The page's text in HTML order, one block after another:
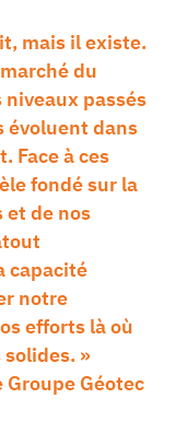
mais il existe.
du
passés
évoluent dans
Face à ces
fondé sur la
de nos
capacité
notre
efforts là où
»
Géotec